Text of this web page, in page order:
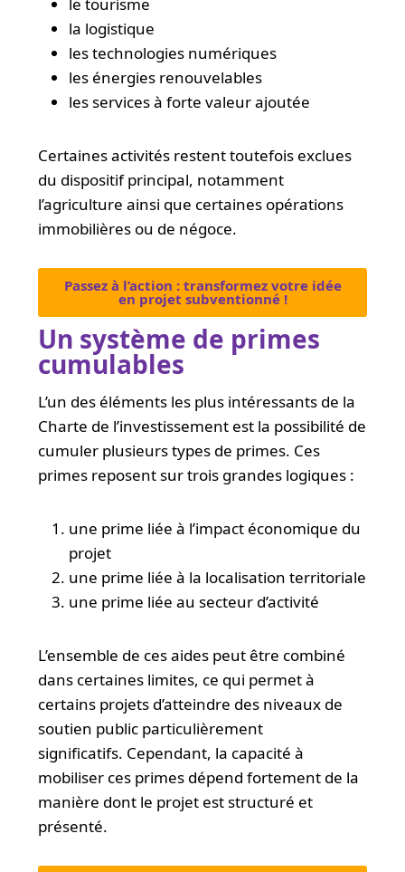
la logistique
les technologies numériques
les énergies renouvelables
les services à forte valeur ajoutée
Certaines activités restent toutefois exclues
du dispositif principal, notamment
l’agriculture ainsi que certaines opérations
immobilières ou de négoce.
Passez à l’action : transformez votre idée
en projet subventionné !
Un système de primes
cumulables
L’un des éléments les plus intéressants de la
Charte de l’investissement est la possibilité de
cumuler plusieurs types de primes. Ces
primes reposent sur trois grandes logiques :
une prime liée à l’impact économique du
projet
une prime liée à la localisation territoriale
une prime liée au secteur d’activité
L’ensemble de ces aides peut être combiné
dans certaines limites, ce qui permet à
certains projets d’atteindre des niveaux de
soutien public particulièrement
significatifs. Cependant, la capacité à
mobiliser ces primes dépend fortement de la
manière dont le projet est structuré et
présenté.